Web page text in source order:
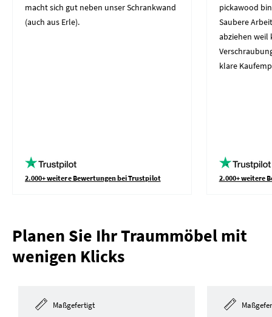
macht sich gut neben unser Schrankwand
(auch aus Erle).
2.000+ weitere Bewertungen bei Trustpilot
pickawood
Saubere
abziehen weil
klare
2.000+ weitere
Planen Sie Ihr Traummöbel mit
wenigen Klicks
Maßgefertigt